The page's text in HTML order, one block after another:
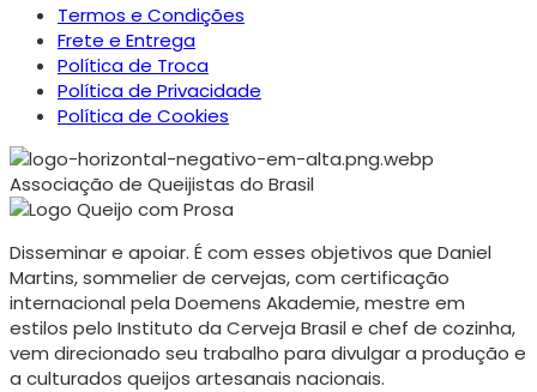
Termos e Condições
Frete e Entrega
Política de Troca
Política de Privacidade
Política de Cookies
Associação de Queijistas do Brasil
Disseminar e apoiar. É com esses objetivos que Daniel
Martins, sommelier de cervejas, com certificação
internacional pela Doemens Akademie, mestre em
estilos pelo Instituto da Cerveja Brasil e chef de cozinha,
vem direcionado seu trabalho para divulgar a produção e
a culturados queijos artesanais nacionais.